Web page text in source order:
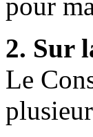
pour
2. Sur
Le